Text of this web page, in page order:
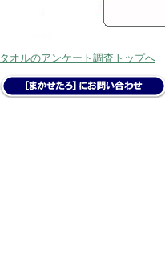
タオルのアンケート調査トップへ